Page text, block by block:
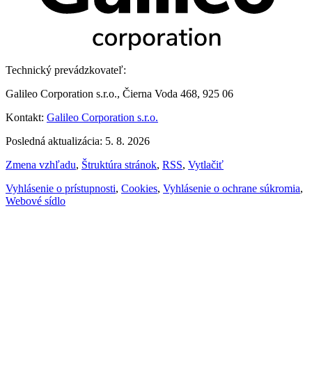
Technický prevádzkovateľ:
Galileo Corporation s.r.o., Čierna Voda 468, 925 06
Kontakt: Galileo Corporation s.r.o.
Posledná aktualizácia: 5. 8. 2026
Zmena vzhľadu, Štruktúra stránok, RSS, Vytlačiť
Vyhlásenie o prístupnosti, Cookies, Vyhlásenie o ochrane súkromia,
Webové sídlo